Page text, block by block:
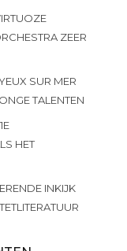
ZEER
SUR MER
TALENTEN
HET
INKIJK